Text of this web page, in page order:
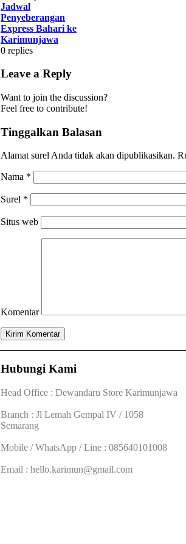
Jadwal
Penyeberangan
Express Bahari ke
Karimunjawa
0 replies
Leave a Reply
Want to join the discussion?
Feel free to contribute!
Tinggalkan Balasan
Alamat surel Anda tidak akan dipublikasikan.
Nama *
Surel *
Situs web
Komentar
Hubungi Kami
Head Office : Dewandaru Store Karimunjawa
Branch : Jl Lemah Gempal IV / 1058
Semarang
Mobile / WhatsApp / Line : 085640101008
Email : hello.karimun@gmail.com